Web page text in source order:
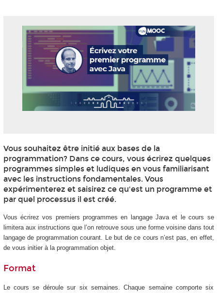
Vous souhaitez être initié aux bases de la
programmation? Dans ce cours, vous écrirez quelques
programmes simples et ludiques en vous familiarisant
avec les instructions fondamentales. Vous
expérimenterez et saisirez ce qu'est un programme et
par quel processus il est créé.
Vous écrirez vos premiers programmes en langage Java et le cours se
limitera aux instructions que l’on retrouve sous une forme voisine dans tout
langage de programmation courant. Le but de ce cours n’est pas, en effet,
de vous initier à la programmation objet.
Format
Le cours se déroule sur six semaines. Chaque semaine comporte six